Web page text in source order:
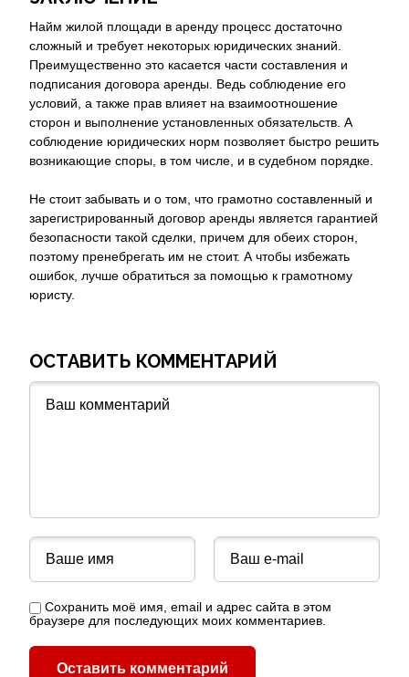
Найм жилой площади в аренду процесс достаточно
сложный и требует некоторых юридических знаний.
Преимущественно это касается части составления и
подписания договора аренды. Ведь соблюдение его
условий, а также прав влияет на взаимоотношение
сторон и выполнение установленных обязательств. А
соблюдение юридических норм позволяет быстро решить
возникающие споры, в том числе, и в судебном порядке.
Не стоит забывать и о том, что грамотно составленный и
зарегистрированный договор аренды является гарантией
безопасности такой сделки, причем для обеих сторон,
поэтому пренебрегать им не стоит. А чтобы избежать
ошибок, лучше обратиться за помощью к грамотному
юристу.
ОСТАВИТЬ КОММЕНТАРИЙ
Сохранить моё имя, email и адрес сайта в этом
браузере для последующих моих комментариев.